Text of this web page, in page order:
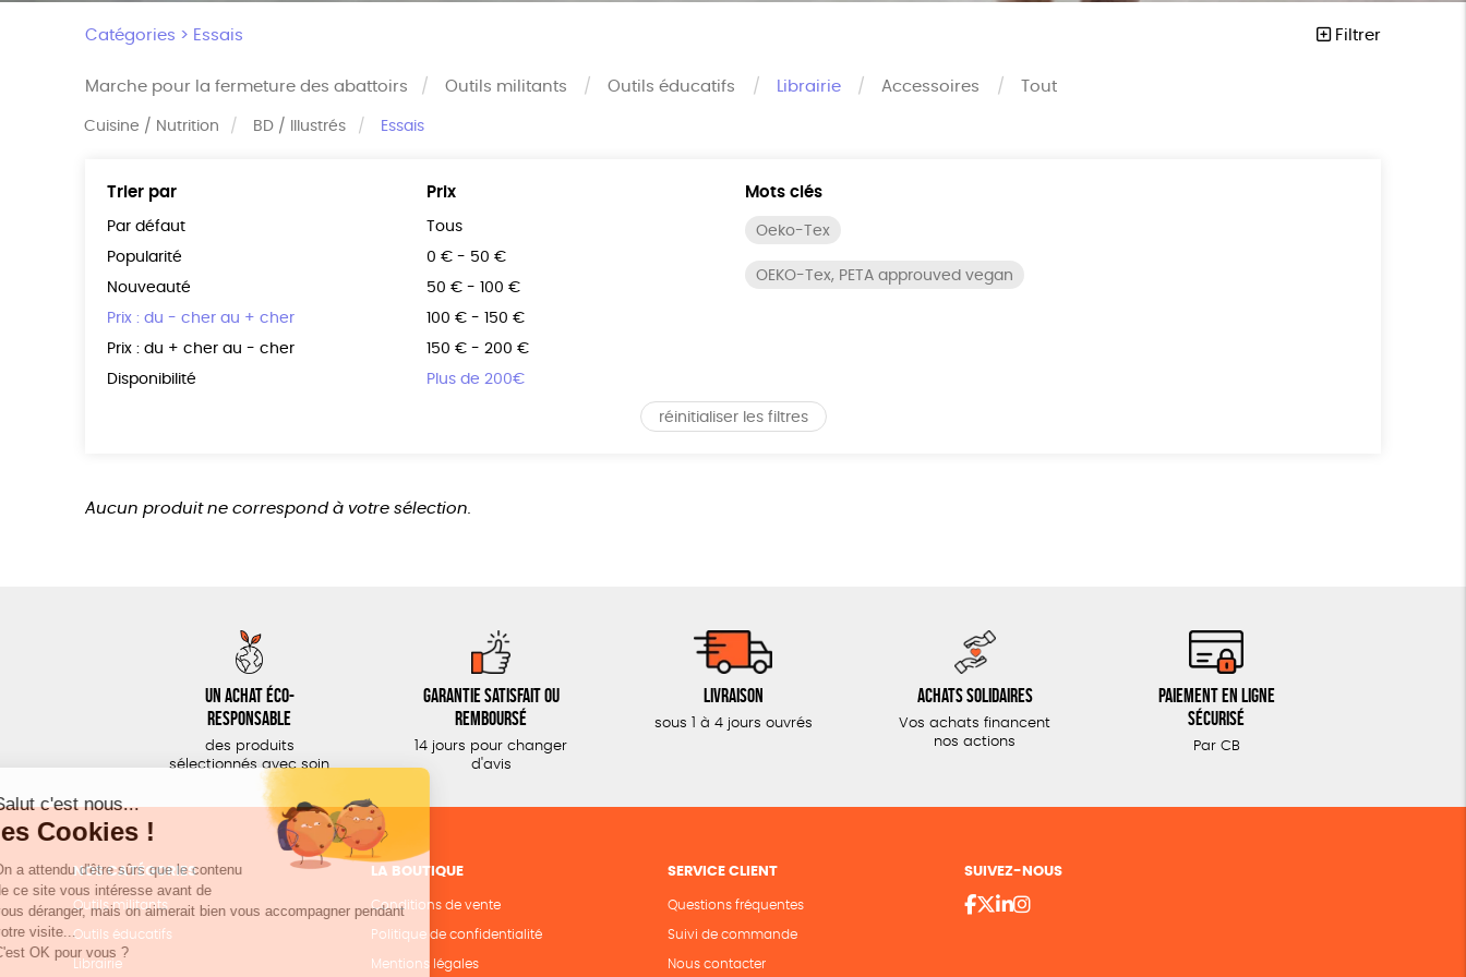
Catégories > Essais Filtrer
Marche pour la fermeture des abattoirs Outils militants Outils éducatifs Librairie
Cuisine / Nutrition BD / Illustrés Essais
Accessoires Tout
Trier par
Par défaut
Popularité
Nouveauté
Prix : du - cher au + cher
Prix : du + cher au - cher
Disponibilité
Prix
Tous
0 € - 50 €
50 € - 100 €
100 € - 150 €
150 € - 200 €
Plus de 200€
Mots clés
Oeko-Tex
OEKO-Tex, PETA approuved vegan
réinitialiser les filtres
Aucun produit ne correspond à votre sélection.
Un achat éco-
responsable
des produits
sélectionnés avec soin
Garantie satisfait ou
remboursé
14 jours pour changer
d'avis
Livraison
sous 1 à 4 jours ouvrés
Achats solidaires
Vos achats financent
nos actions
Paiement en ligne
sécurisé
Par CB
NOS CATÉGORIES
Outils militants
Outils éducatifs
Librairie
LA BOUTIQUE
Conditions de vente
Politique de confidentialité
Mentions légales
SERVICE CLIENT
Questions fréquentes
Suivi de commande
Nous contacter
SUIVEZ-NOUS